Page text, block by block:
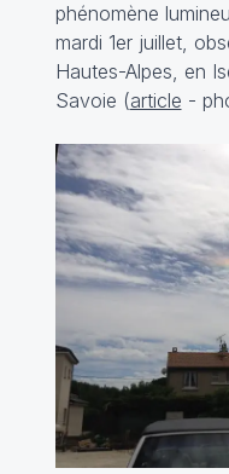
phénomène
mardi 1er juillet,
Hautes-Alpes, en
Savoie (article -